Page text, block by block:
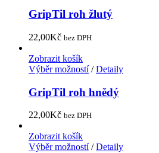
GripTil roh žlutý
22,00Kč bez DPH
Zobrazit košík
Výběr možností/ Detaily
GripTil roh hnědý
22,00Kč bez DPH
Zobrazit košík
Výběr možností/ Detaily